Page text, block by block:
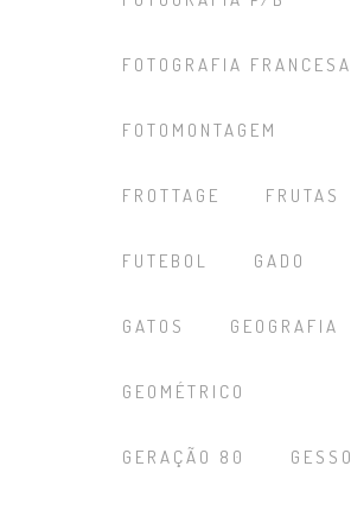
FOTOGRAFIA FRANCESA
FOTOMONTAGEM
FROTTAGE FRUTAS
FUTEBOL GADO
GATOS GEOGRAFIA
GEOMÉTRICO
GERAÇÃO 80 GESSO